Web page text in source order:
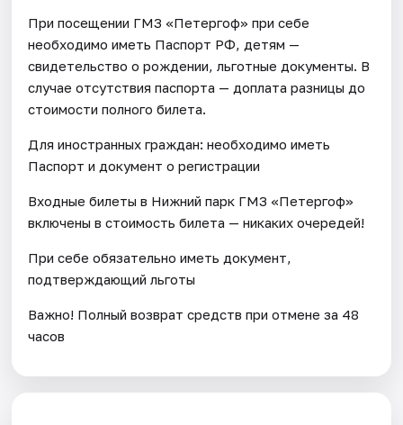
При посещении ГМЗ «Петергоф» при себе
необходимо иметь Паспорт РФ, детям —
свидетельство о рождении, льготные документы. В
случае отсутствия паспорта — доплата разницы до
стоимости полного билета.
Для иностранных граждан: необходимо иметь
Паспорт и документ о регистрации
Входные билеты в Нижний парк ГМЗ «Петергоф»
включены в стоимость билета — никаких очередей!
При себе обязательно иметь документ,
подтверждающий льготы
Важно! Полный возврат средств при отмене за 48
часов